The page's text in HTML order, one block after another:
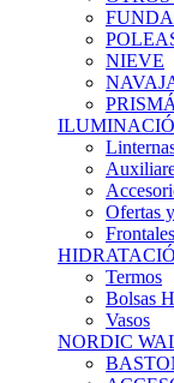
NIEVE
Ofertas
Frontales
Termos
Bolsas
Vasos
NORDIC